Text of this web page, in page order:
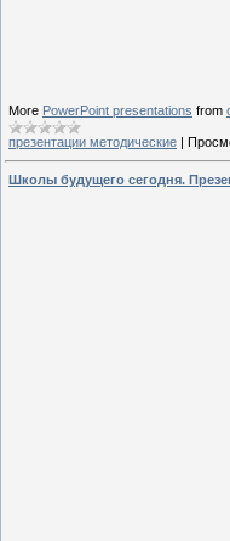
More PowerPoint presentations from
презентации методические
Школы будущего сегодня.